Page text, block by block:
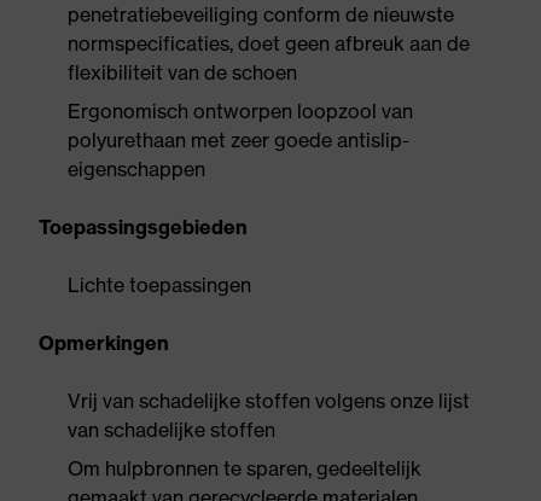
penetratiebeveiliging conform de nieuwste
normspecificaties, doet geen afbreuk aan de
flexibiliteit van de schoen
Ergonomisch ontworpen loopzool van
polyurethaan met zeer goede antislip-
eigenschappen
Toepassingsgebieden
Lichte toepassingen
Opmerkingen
Vrij van schadelijke stoffen volgens onze lijst
van schadelijke stoffen
Om hulpbronnen te sparen, gedeeltelijk